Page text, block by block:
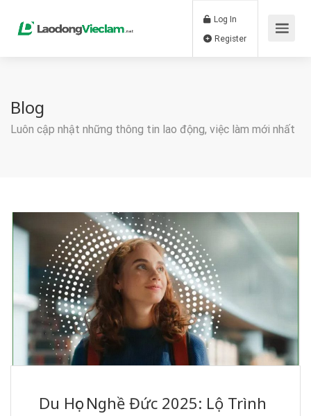
Log In
Blog
Luôn cập nhật những thông tin lao động, việc làm mới nhất
Du Học Nghề Đức 2025: Lộ Trình